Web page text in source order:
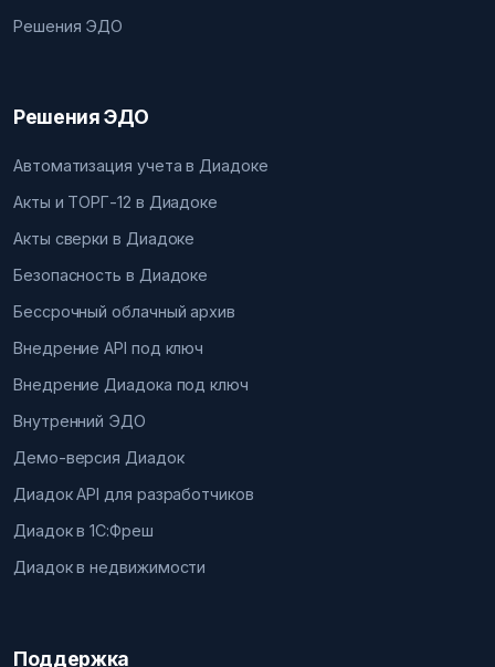
Решения ЭДО
Решения ЭДО
Автоматизация учета в Диадоке
Акты и ТОРГ-12 в Диадоке
Акты сверки в Диадоке
Безопасность в Диадоке
Бессрочный облачный архив
Внедрение API под ключ
Внедрение Диадока под ключ
Внутренний ЭДО
Демо-версия Диадок
Диадок API для разработчиков
Диадок в 1С:Фреш
Диадок в недвижимости
Поддержка